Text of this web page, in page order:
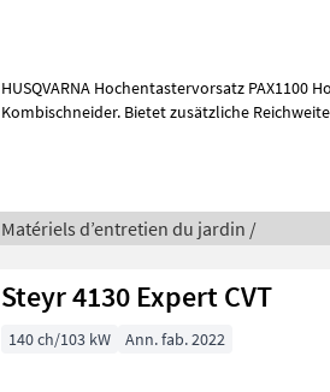
HUSQVARNA Hochentastervorsatz PAX1100 Hochentastervorsatz für
Kombischneider. Bietet zusätzliche
Matériels d’entretien du jardin /
Steyr 4130 Expert CVT
140 ch/103 kW Ann. fab. 2022